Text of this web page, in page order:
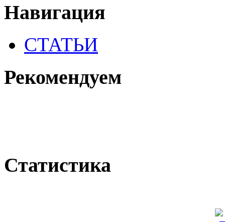
Навигация
СТАТЬИ
Рекомендуем
Статистика